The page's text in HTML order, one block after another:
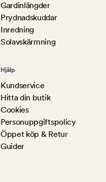
Gardinlängder
Prydnadskuddar
Inredning
Solavskärmning
Hjälp
Kundservice
Hitta din butik
Cookies
Personuppgiftspolicy
Öppet köp & Retur
Guider